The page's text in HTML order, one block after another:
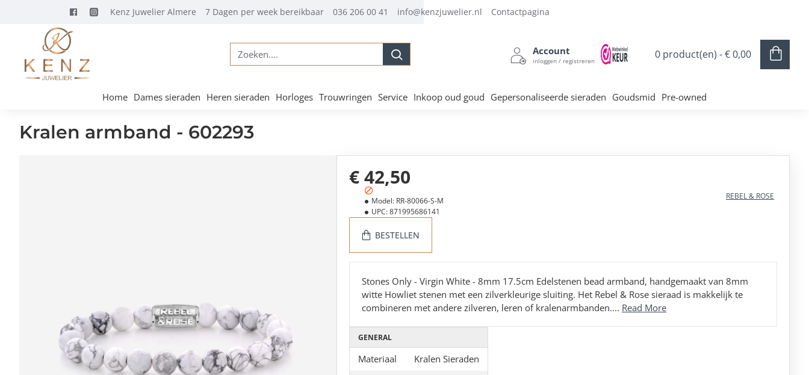
Kenz Juwelier Almere 7 Dagen per week bereikbaar 036 206 00 41 info@kenzjuwelier.nl Contactpagina
Zoeken....
Account
inloggen / registreren 0 product(en) - € 0,00
Home Dames sieraden Heren sieraden Horloges Trouwringen Service Inkoop oud goud Gepersonaliseerde sieraden Goudsmid Pre-owned
Kralen armband - 602293
Model: RR-80066-S-M
UPC:871995686141
REBEL & ROSE
€ 42,50
BESTELLEN
Stones Only - Virgin White - 8mm 17.5cm Edelstenen bead armband, handgemaakt van 8mm
witte Howliet stenen met een zilverkleurige sluiting. Het Rebel & Rose sieraad is makkelijk te
combineren met andere zilveren, leren of kralenarmbanden.... Read More
GENERAL
Materiaal
Kralen Sieraden